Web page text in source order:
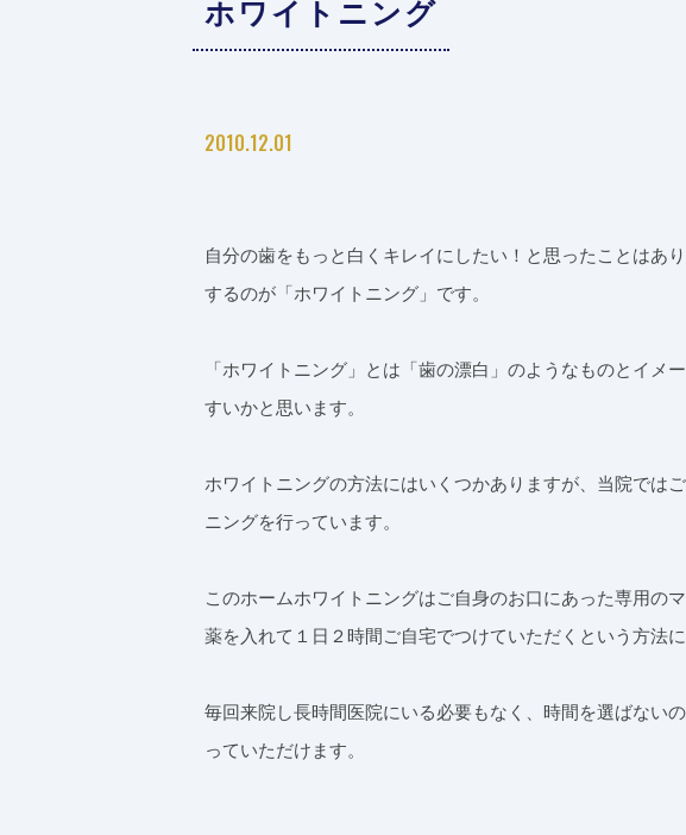
ホワイトニング
2010.12.01
自分の歯をもっと白くキレイにしたい！と思ったことはあ
するのが「ホワイトニング」です。
「ホワイトニング」とは「歯の漂白」のようなものとイメ
すいかと思います。
ホワイトニングの方法にはいくつかありますが、当院では
ニングを行っています。
このホームホワイトニングはご自身のお口にあった専用の
薬を入れて１日２時間ご自宅でつけていただくという方法に
毎回来院し長時間医院にいる必要もなく、時間を選ばない
っていただけます。